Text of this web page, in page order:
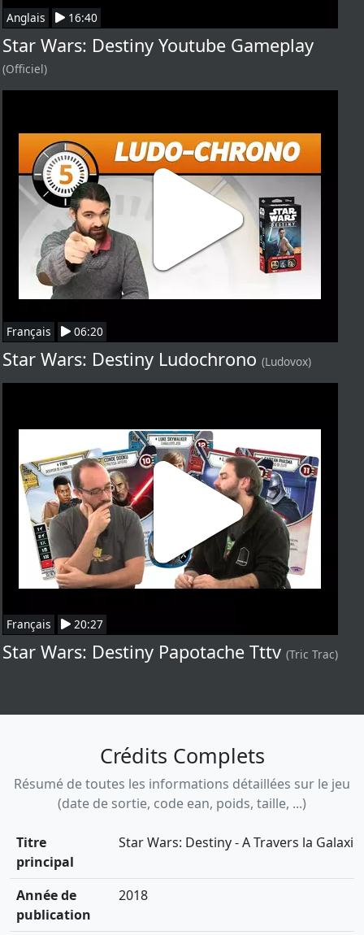
Anglais 16:40
Star Wars: Destiny Youtube Gameplay
(Officiel)
Français 06:20
Star Wars: Destiny Ludochrono (Ludovox)
Français 20:27
Star Wars: Destiny Papotache Tttv (Tric Trac)
Crédits Complets
Résumé de toutes les informations détaillées sur le jeu
(date de sortie, code ean, poids, taille, ...)
Titre
principal
Star Wars: Destiny - A Travers la Galaxie
Année de
publication
2018